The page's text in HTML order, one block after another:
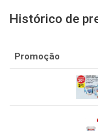
Histórico de
Promoção